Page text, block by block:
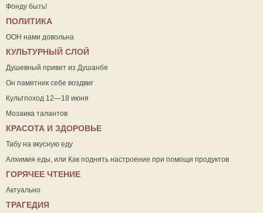
Фонду быть!
ПОЛИТИКА
ООН нами довольна
КУЛЬТУРНЫЙ СЛОЙ
Душевный привет из Душанбе
Он памятник себе воздвиг
Культпоход 12—18 июня
Мозаика талантов
КРАСОТА И ЗДОРОВЬЕ
Табу на вкусную еду
Алхимия еды, или Как поднять настроение при помощи продуктов
ГОРЯЧЕЕ ЧТЕНИЕ
Актуально
ТРАГЕДИЯ